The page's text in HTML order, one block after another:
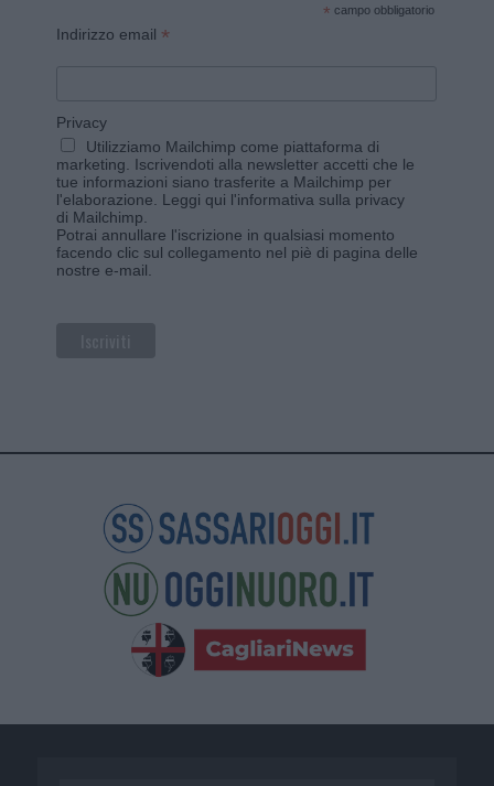
* campo obbligatorio
Indirizzo email *
Privacy
Utilizziamo Mailchimp come piattaforma di
marketing. Iscrivendoti alla newsletter accetti che le
tue informazioni siano trasferite a Mailchimp per
l'elaborazione. Leggi qui l'informativa sulla privacy
di Mailchimp
Potrai annullare l'iscrizione in qualsiasi momento
facendo clic sul collegamento nel piè di pagina delle
nostre e-mail.